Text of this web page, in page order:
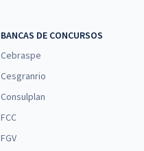
BANCAS DE CONCURSOS
Cebraspe
Cesgranrio
Consulplan
FCC
FGV